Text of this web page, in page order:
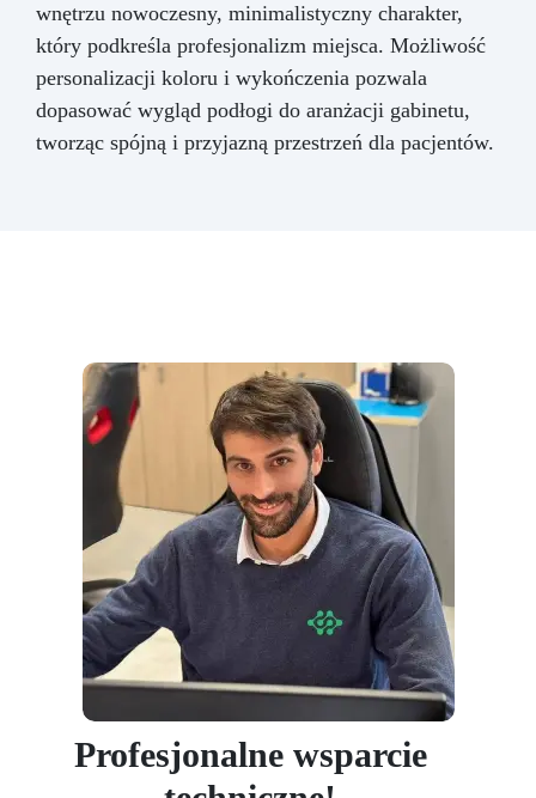
wnętrzu nowoczesny, minimalistyczny charakter,
który podkreśla profesjonalizm miejsca. Możliwość
personalizacji koloru i wykończenia pozwala
dopasować wygląd podłogi do aranżacji gabinetu,
tworząc spójną i przyjazną przestrzeń dla pacjentów.
Profesjonalne wsparcie